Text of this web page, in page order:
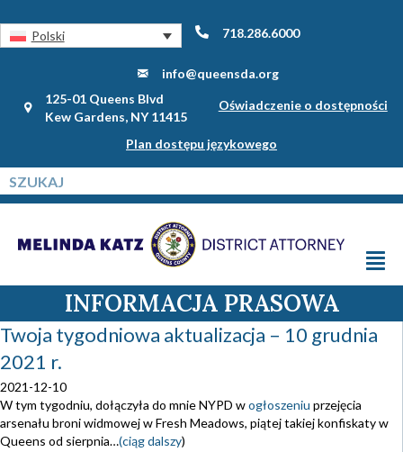
Polski 718.286.6000
info@queensda.org
125-01 Queens Blvd
Kew Gardens, NY 11415
Oświadczenie o dostępności
Plan dostępu językowego
INFORMACJA PRASOWA
Twoja tygodniowa aktualizacja – 10 grudnia
2021 r.
2021-12-10
W tym tygodniu, dołączyła do mnie NYPD wogłoszeniu przejęcia
arsenału broni widmowej w Fresh Meadows, piątej takiej konfiskaty w
Queens od sierpnia…(ciąg dalszy)